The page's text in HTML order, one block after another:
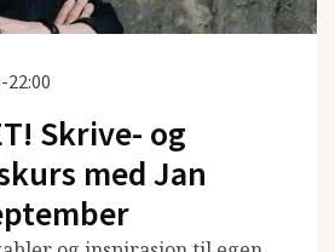
22:00
Skrive- og
med Jan